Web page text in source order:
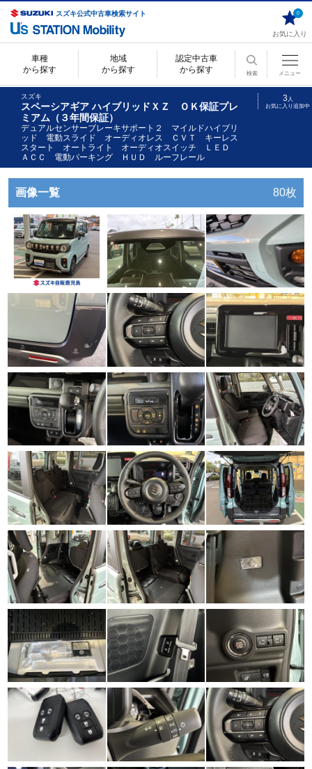
スズキ公式中古車検索サイト
お気に入り
0
車種
から探す
地域
から探す
認定中古車
から探す
検索 メニュー
スズキ
スペーシアギア ハイブリッドＸＺ ＯＫ保証プレ
ミアム（３年間保証）
デュアルセンサーブレーキサポート２ マイルドハイブリ
ッド 電動スライド オーディオレス ＣＶＴ キーレス
スタート オートライト オーディオスイッチ ＬＥＤ
ＡＣＣ 電動パーキング ＨＵＤ ルーフレール
3 人
お気に入り追加中
画像一覧 80枚